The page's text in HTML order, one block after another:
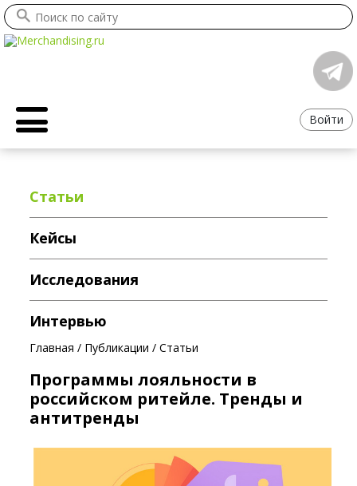
Войти
Главная / Публикации /Статьи
Программы лояльности в
российском ритейле. Тренды и
антитренды
Статьи
Кейсы
Исследования
Интервью